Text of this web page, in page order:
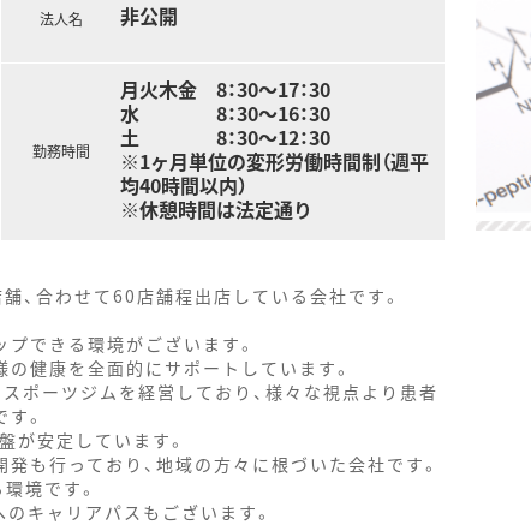
法人名 非公開
勤務時間
月火木金 8：30～17：30
水 8：30～16：30
土 8：30～12：30
※1ヶ月単位の変形労働時間制（週平
均40時間以内）
※休憩時間は法定通り
、合わせて60店舗程出店している会社です。
できる環境がございます。
健康を全面的にサポートしています。
ポーツジムを経営しており、様々な視点より患者
。
安定しています。
も行っており、地域の方々に根づいた会社です。
境です。
キャリアパスもございます。